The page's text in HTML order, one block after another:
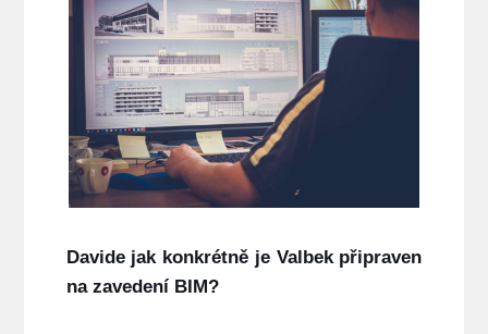
Davide jak konkrétně je Valbek připraven
na zavedení BIM?